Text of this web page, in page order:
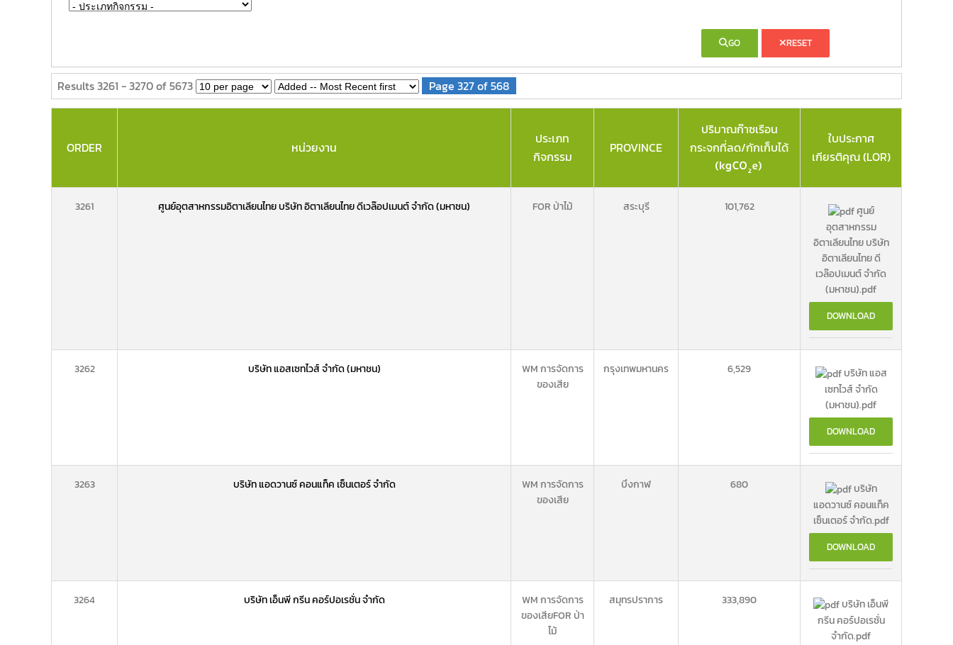
GO RESET
Results 3261 - 3270 of 5673 Page 327 of 568
ORDER หน่วยงาน
ประเภท
กิจกรรม
PROVINCE
ปริมาณก๊าซเรือน
กระจกที่ลด/กักเก็บได้
ใบประกาศ
เกียรติคุณ (LOR)
3261 ศูนย์อุตสาหกรรมอิตาเลียนไทย บริษัท อิตาเลียนไทย ดีเวล๊อปเมนต์ จำกัด (มหาชน) FOR ป่าไม้ สระบุรี 101,762
ศูนย์
อุตสาหกรรม
อิตาเลียนไทย บริษัท
อิตาเลียนไทย ดี
เวล๊อปเมนต์ จำกัด
(มหาชน).pdf
DOWNLOAD
3262 บริษัท แอสเซทไวส์ จำกัด (มหาชน)
WM การจัดการ
ของเสีย
กรุงเทพมหานคร 6,529
บริษัท แอส
เซทไวส์ จำกัด
(มหาชน).pdf
DOWNLOAD
3263 บริษัท แอดวานซ์ คอนแท็ค เซ็นเตอร์ จำกัด
WM การจัดการ
ของเสีย
บึงกาฬ 680
บริษัท
แอดวานซ์ คอนแท็ค
เซ็นเตอร์ จำกัด.pdf
DOWNLOAD
3264 บริษัท เอ็นพี กรีน คอร์ปอเรชั่น จำกัด
WM การจัดการ
ของเสียFOR ป่า
ไม้
สมุทรปราการ 333,890
บริษัท เอ็นพี
กรีน คอร์ปอเรชั่น
จำกัด.pdf